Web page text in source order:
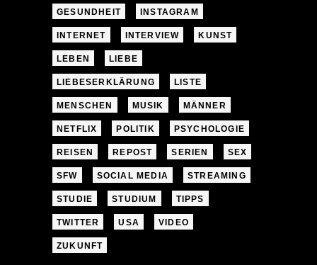
GESUNDHEIT INSTAGRAM
INTERNET INTERVIEW KUNST
LEBEN LIEBE
LIEBESERKLÄRUNG LISTE
MENSCHEN MUSIK MÄNNER
NETFLIX POLITIK PSYCHOLOGIE
REISEN REPOST SERIEN SEX
SFW SOCIAL MEDIA STREAMING
STUDIE STUDIUM TIPPS
TWITTER USA VIDEO
ZUKUNFT